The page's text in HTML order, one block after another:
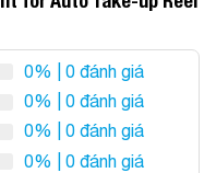
0% | 0 đánh giá
0% | 0 đánh giá
0% | 0 đánh giá
0% | 0 đánh giá